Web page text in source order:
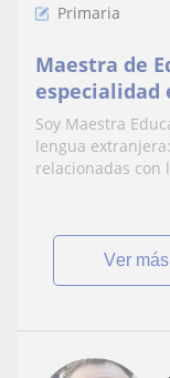
Primaria
Maestra de
especialidad
francés. Se
particulares
niños y
Soy Maestra
lengua
relacionadas con
ver más